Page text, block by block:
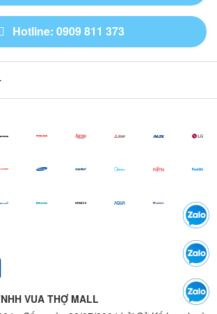
Hotline: 0909 811 373
VUA THỢ MALL